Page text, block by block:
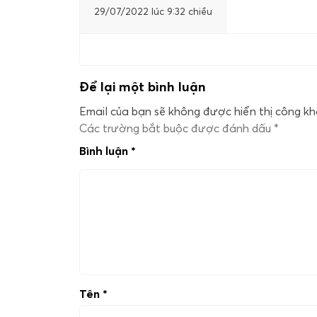
29/07/2022 lúc 9:32 chiều
Để lại một bình luận
Email của bạn sẽ không được hiển thị công
Các trường bắt buộc được đánh dấu *
Bình luận *
Tên *